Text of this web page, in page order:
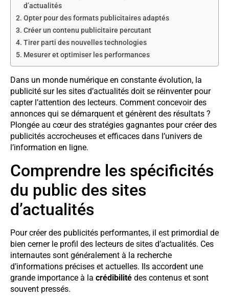
d’actualités
Opter pour des formats publicitaires adaptés
Créer un contenu publicitaire percutant
Tirer parti des nouvelles technologies
Mesurer et optimiser les performances
Dans un monde numérique en constante évolution, la
publicité sur les sites d’actualités doit se réinventer pour
capter l’attention des lecteurs. Comment concevoir des
annonces qui se démarquent et génèrent des résultats ?
Plongée au cœur des stratégies gagnantes pour créer des
publicités accrocheuses et efficaces dans l’univers de
l’information en ligne.
Comprendre les spécificités
du public des sites
d’actualités
Pour créer des publicités performantes, il est primordial de
bien cerner le profil des lecteurs de sites d’actualités. Ces
internautes sont généralement à la recherche
d’informations précises et actuelles. Ils accordent une
grande importance à la crédibilité des contenus et sont
souvent pressés.